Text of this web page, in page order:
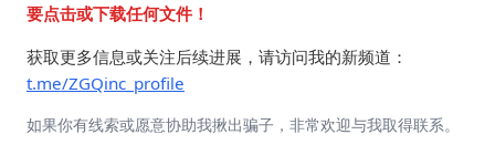
要点击或下载任何文件！
获取更多信息或关注后续进展，请访问我的新频道：
t.me/ZGQinc_profile
如果你有线索或愿意协助我揪出骗子，非常欢迎与我取得联系。